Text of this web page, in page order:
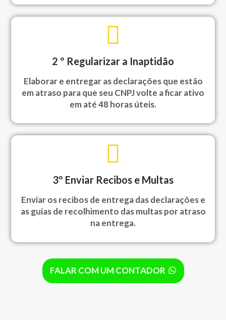
2 º Regularizar a Inaptidão
Elaborar e entregar as declarações que estão
em atraso para que seu CNPJ volte a ficar ativo
em até 48 horas úteis.
3º Enviar Recibos e Multas
Enviar os recibos de entrega das declarações e
as guias de recolhimento das multas por atraso
na entrega.
FALAR COM UM CONTADOR